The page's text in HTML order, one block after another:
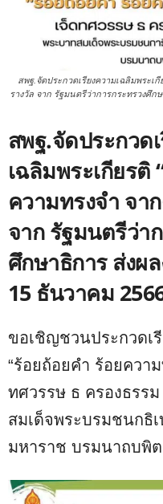
สพฐ.จัดประกวดเรียงความเฉลิมพระเ
รางวัล จาก รัฐมนตรีว่าการกระทรวงศึก
สพฐ.จัดประกวด
เฉลิมพระเกียรติ
ความทรงจำ จา
จาก รัฐมนตรีว่า
ศึกษาธิการ ส่งผ
15 ธันวาคม
ขอเชิญชวนประกวดเ
“ร้อยถ้อยคำ ร้อยควา
ทศวรรษ ธ ครองธรร
สมเด็จพระบรมชนกธิ
มหาราช บรมนาถบพิ